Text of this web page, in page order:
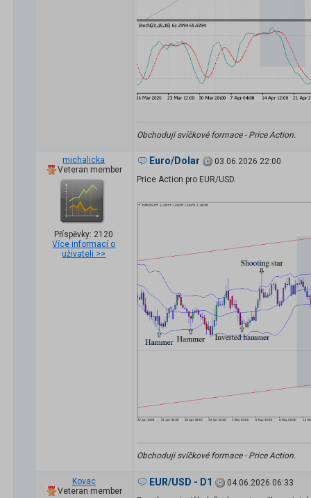
Obchoduji svíčkové formace - Price Action.
michalicka
Veteran member
Příspěvky: 2120
Více informací o
uživateli >>
Euro/Dolar
03.06.2026 22:00
Price Action pro EUR/USD.
Obchoduji svíčkové formace - Price Action.
Kovac
Veteran member
EUR/USD - D1
04.06.2026 06:33